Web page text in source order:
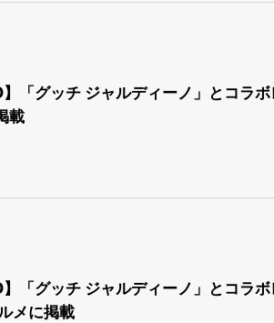
「グッチ ジャルディーノ」とコラ
載
「グッチ ジャルディーノ」とコラ
メに掲載